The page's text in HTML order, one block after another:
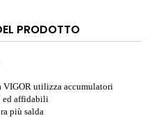
PRODOTTO
VIGOR utilizza accumulatori
ed affidabili
più salda